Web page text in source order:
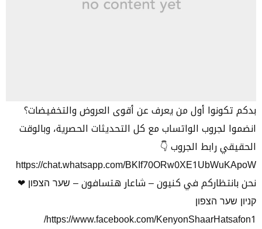
بدكم تكونوا أول من يعرف عن أقوى العروض والتخفيضات؟
انضموا لجروب الواتساب مع كل التحديثات الحصرية، وبالوقت
الحقيقي رابط الجروب 👇
https://chat.whatsapp.com/BKIf70ORw0XE1UbWuKApoW
نحن بانتظاركم في كنيون – شاعار هتسافون – שער הצפון ❤‏
קניון שער הצפון‏
https://www.facebook.com/KenyonShaarHatsafon1/